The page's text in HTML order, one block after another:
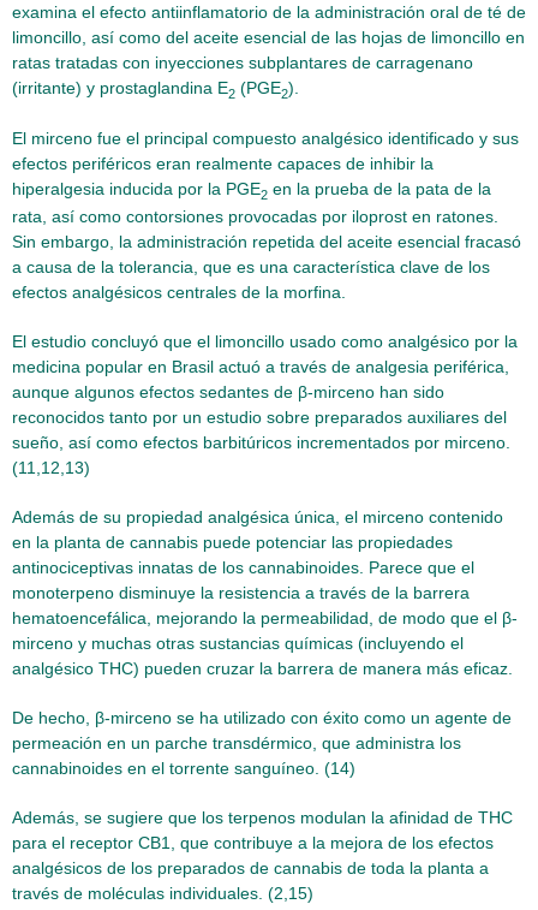
examina el efecto antiinflamatorio de la administración oral de té de
limoncillo, así como del aceite esencial de las hojas de limoncillo en
ratas tratadas con inyecciones subplantares de carragenano
(irritante) y prostaglandina E2 (PGE2).
El mirceno fue el principal compuesto analgésico identificado y sus
efectos periféricos eran realmente capaces de inhibir la
hiperalgesia inducida por la PGE2 en la prueba de la pata de la
rata, así como contorsiones provocadas por iloprost en ratones.
Sin embargo, la administración repetida del aceite esencial fracasó
a causa de la tolerancia, que es una característica clave de los
efectos analgésicos centrales de la morfina.
El estudio concluyó que el limoncillo usado como analgésico por la
medicina popular en Brasil actuó a través de analgesia periférica,
aunque algunos efectos sedantes de β-mirceno han sido
reconocidos tanto por un estudio sobre preparados auxiliares del
sueño, así como efectos barbitúricos incrementados por mirceno.
(11,12,13)
Además de su propiedad analgésica única, el mirceno contenido
en la planta de cannabis puede potenciar las propiedades
antinociceptivas innatas de los cannabinoides. Parece que el
monoterpeno disminuye la resistencia a través de la barrera
hematoencefálica, mejorando la permeabilidad, de modo que el β-
mirceno y muchas otras sustancias químicas (incluyendo el
analgésico THC) pueden cruzar la barrera de manera más eficaz.
De hecho, β-mirceno se ha utilizado con éxito como un agente de
permeación en un parche transdérmico, que administra los
cannabinoides en el torrente sanguíneo. (14)
Además, se sugiere que los terpenos modulan la afinidad de THC
para el receptor CB1, que contribuye a la mejora de los efectos
analgésicos de los preparados de cannabis de toda la planta a
través de moléculas individuales. (2,15)